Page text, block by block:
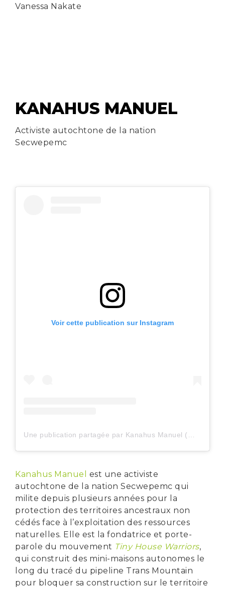
Vanessa Nakate
KANAHUS MANUEL
Activiste autochtone de la nation
Secwepemc
Voir cette publication sur Instagram
Kanahus Manuel
est une activiste
autochtone de la nation Secwepemc qui
milite depuis plusieurs années pour la
protection des territoires ancestraux non
cédés face à l’exploitation des ressources
naturelles. Elle est la fondatrice et porte-
parole du mouvement Tiny House Warriors,
qui construit des mini-maisons autonomes le
long du tracé du pipeline Trans Mountain
pour bloquer sa construction sur le territoire